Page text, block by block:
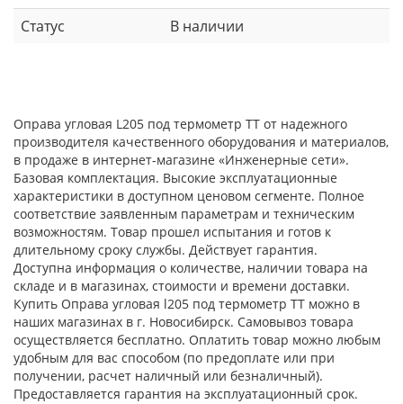
Статус В наличии
Оправа угловая L205 под термометр ТТ от надежного
производителя качественного оборудования и материалов,
в продаже в интернет-магазине «Инженерные сети».
Базовая комплектация. Высокие эксплуатационные
характеристики в доступном ценовом сегменте. Полное
соответствие заявленным параметрам и техническим
возможностям. Товар прошел испытания и готов к
длительному сроку службы. Действует гарантия.
Доступна информация о количестве, наличии товара на
складе и в магазинах, стоимости и времени доставки.
Купить Оправа угловая l205 под термометр ТТ можно в
наших магазинах в г. Новосибирск. Самовывоз товара
осуществляется бесплатно. Оплатить товар можно любым
удобным для вас способом (по предоплате или при
получении, расчет наличный или безналичный).
Предоставляется гарантия на эксплуатационный срок.